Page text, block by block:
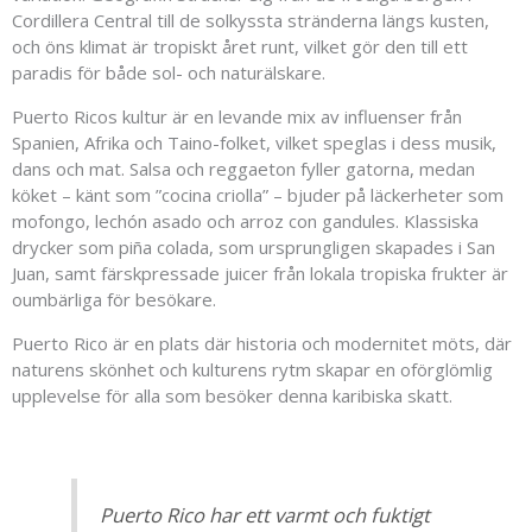
Cordillera Central till de solkyssta stränderna längs kusten,
och öns klimat är tropiskt året runt, vilket gör den till ett
paradis för både sol- och naturälskare.
Puerto Ricos kultur är en levande mix av influenser från
Spanien, Afrika och Taino-folket, vilket speglas i dess musik,
dans och mat. Salsa och reggaeton fyller gatorna, medan
köket – känt som ”cocina criolla” – bjuder på läckerheter som
mofongo, lechón asado och arroz con gandules. Klassiska
drycker som piña colada, som ursprungligen skapades i San
Juan, samt färskpressade juicer från lokala tropiska frukter är
oumbärliga för besökare.
Puerto Rico är en plats där historia och modernitet möts, där
naturens skönhet och kulturens rytm skapar en oförglömlig
upplevelse för alla som besöker denna karibiska skatt.
Puerto Rico har ett varmt och fuktigt